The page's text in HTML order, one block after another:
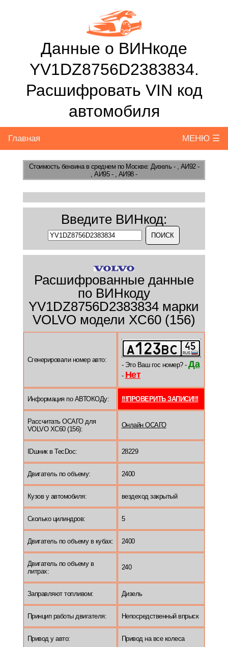
Данные о ВИНкоде
YV1DZ8756D2383834.
Расшифровать VIN код
автомобиля
Главная МЕНЮ ☰
Стоимость бензинав среднем по Москве: Дизель - , АИ92 -
, АИ95 - , АИ98 -
Введите ВИНкод:
Расшифрованные данные
по ВИНкоду
YV1DZ8756D2383834 марки
VOLVO модели XC60 (156)
Сгенерировали номер авто:
- Это Ваш гос номер? - Да
- Нет
Информация по АВТОКОДу: !!!ПРОВЕРИТЬ ЗАПИСИ!!!
Рассчитать ОСАГО для
VOLVO XC60 (156):
Онлайн ОСАГО
IDшник в TecDoc: 28229
Двигатель по объему: 2400
Кузов у автомобиля: вездеход закрытый
Сколько цилиндров: 5
Двигатель по объему в кубах: 2400
Двигатель по объему в
литрах:
240
Заправляют топливом: Дизель
Принцип работы двигателя: Непосредственный впрыск
Привод у авто: Привод на все колеса